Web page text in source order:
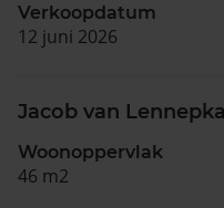
Verkoopdatum
12 juni 2026
Jacob van
Woonoppervlak
46 m2